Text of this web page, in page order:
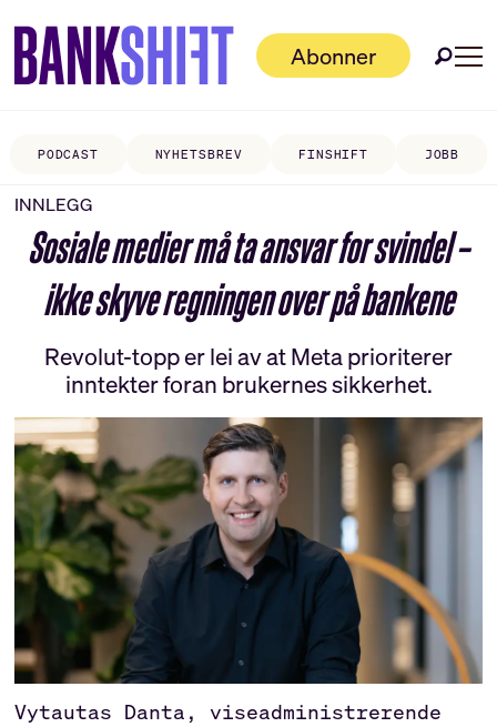
Abonner
PODCAST NYHETSBREV FINSHIFT JOBB
INNLEGG
Sosiale medier må ta ansvar for svindel –
ikke skyve regningen over på bankene
Revolut-topp er lei av at Meta prioriterer
inntekter foran brukernes sikkerhet.
Vytautas Danta, viseadministrerende